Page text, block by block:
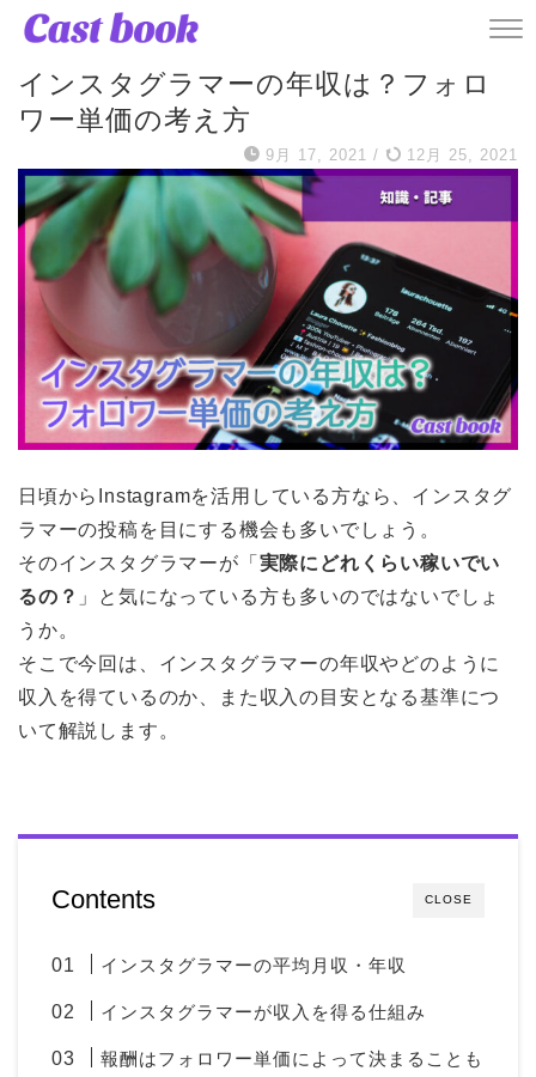
記事
インスタグラマーの年収は？フォロ
ワー単価の考え方
9月 17, 2021 / 12月 25, 2021
日頃からInstagramを活用している方なら、インスタグ
ラマーの投稿を目にする機会も多いでしょう。
そのインスタグラマーが「 実際にどれくらい稼いでい
るの？ 」と気になっている方も多いのではないでしょ
うか。
そこで今回は、インスタグラマーの年収やどのように
収入を得ているのか、また収入の目安となる基準につ
いて解説します。
CLOSE
Contents
インスタグラマーの平均月収・年収
インスタグラマーが収入を得る仕組み
報酬はフォロワー単価によって決まることも